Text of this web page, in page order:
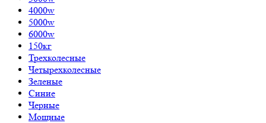
4000w
5000w
6000w
150кг
Трехколесные
Четырехколесные
Зеленые
Синие
Черные
Мощные